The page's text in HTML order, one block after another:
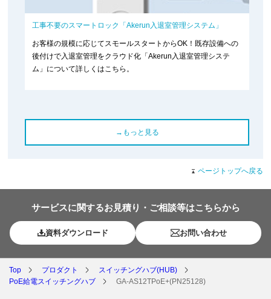
工事不要のスマートロック「Akerun入退室管理システム」
お客様の規模に応じてスモールスタートからOK！既存設備への
後付けで入退室管理をクラウド化「Akerun入退室管理システ
ム」について詳しくはこちら。
→もっと見る
ページトップへ戻る
サービスに関するお見積り・ご相談等はこちらから
資料ダウンロード お問い合わせ
Top プロダクト
スイッチングハブ(HUB)
PoE給電スイッチングハブ
GA-AS12TPoE+(PN25128)